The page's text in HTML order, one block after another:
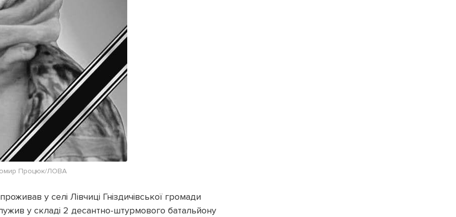
Процюк/ЛОВА
у селі Лівчиці Гніздичівської громади
у складі 2 десантно-штурмового батальйону